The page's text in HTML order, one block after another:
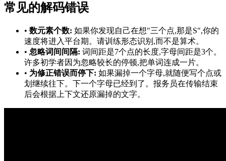
常见的解码错误
• 数元素个数: 如果你发现自己在想"三个点,那是S",你的
速度将进入平台期。请训练形态识别,而不是算术。
• 忽略词间间隔: 词间距是7个点的长度,字母间距是3个。
许多初学者因为忽略较长的停顿,把单词连成一片。
• 为修正错误而停下: 如果漏掉一个字母,就随便写个点或
划继续往下。下一个字母已经到了。报务员在传输结束
后会根据上下文还原漏掉的文字。